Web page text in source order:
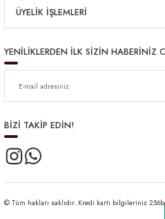
ÜYELİK İŞLEMLERİ
YENİLİKLERDEN İLK SİZİN HABERİNİZ
BİZİ TAKİP EDİN!
© Tüm hakları saklıdır. Kredi kartı bilgileriniz